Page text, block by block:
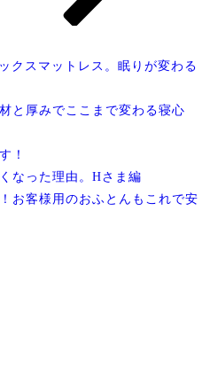
クスマットレス。眠りが変わる
と厚みでここまで変わる寝心
！
なった理由。Hさま編
お客様用のおふとんもこれで安